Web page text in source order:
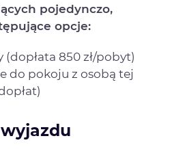
pojedynczo,
opcje:
(dopłata 850 zł/pobyt)
do pokoju z osobą tej